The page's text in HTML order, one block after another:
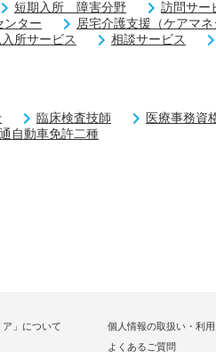
短期入所 障害分野 訪問サー
ンター 居宅介護支援（ケアマネ
所サービス 相談サービス
臨床検査技師 医療事務資
自動車免許二種
ア」について
個人情報の取扱い・利
よくあるご質問